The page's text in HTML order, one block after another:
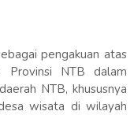
pengakuan atas
Provinsi NTB dalam
NTB, khususnya
wisata di wilayah